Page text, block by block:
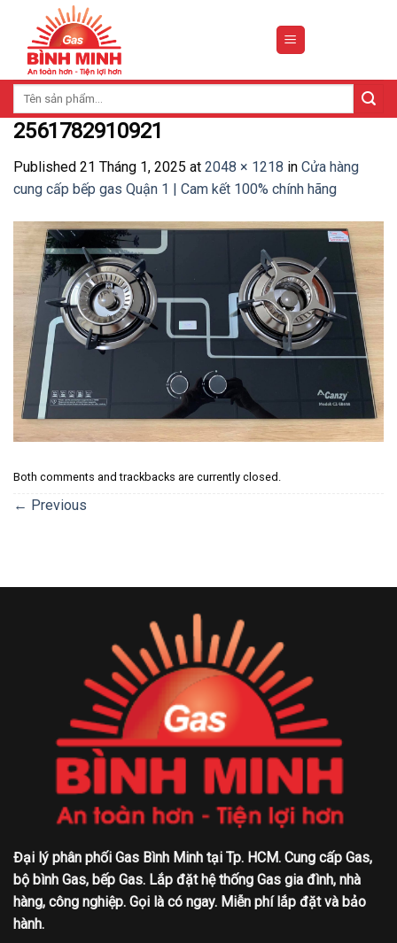
content
2561782910921
Published 21 Tháng 1, 2025 at 2048 × 1218 in Cửa hàng
cung cấp bếp gas Quận 1 | Cam kết 100% chính hãng
Both comments and trackbacks are currently closed.
← Previous
Đại lý phân phối Gas Bình Minh tại Tp. HCM. Cung cấp Gas,
bộ bình Gas, bếp Gas. Lắp đặt hệ thống Gas gia đình, nhà
hàng, công nghiệp. Gọi là có ngay. Miễn phí lắp đặt và bảo
hành.